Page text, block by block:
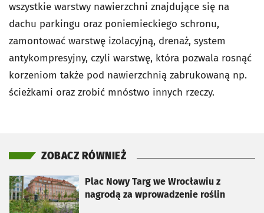
wszystkie warstwy nawierzchni znajdujące się na
dachu parkingu oraz poniemieckiego schronu,
zamontować warstwę izolacyjną, drenaż, system
antykompresyjny, czyli warstwę, która pozwala rosnąć
korzeniom także pod nawierzchnią zabrukowaną np.
ścieżkami oraz zrobić mnóstwo innych rzeczy.
ZOBACZ RÓWNIEŻ
Plac Nowy Targ we Wrocławiu z
nagrodą za wprowadzenie roślin
otworzy się w nowej karcie